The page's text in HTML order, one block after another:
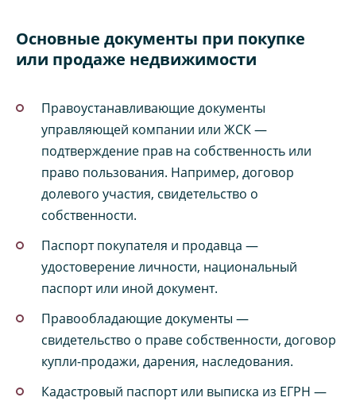
Основные документы при покупке
или продаже недвижимости
Правоустанавливающие документы
управляющей компании или ЖСК —
подтверждение прав на собственность или
право пользования. Например, договор
долевого участия, свидетельство о
собственности.
Паспорт покупателя и продавца —
удостоверение личности, национальный
паспорт или иной документ.
Правообладающие документы —
свидетельство о праве собственности, договор
купли-продажи, дарения, наследования.
Кадастровый паспорт или выписка из ЕГРН —